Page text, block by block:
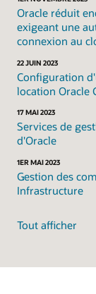
Oracle réduit
exigeant une
connexion au
22 JUIN 2023
Configuration
location Oracle
17 MAI 2023
Services de
d'Oracle
1ER MAI 2023
Gestion des
Infrastructure
Tout afficher